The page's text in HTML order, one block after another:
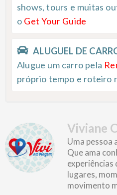
shows, tours e muitas
o Get Your Guide
ALUGUEL DE
Alugue um carro pela
próprio tempo e roteiro
Viviane
Uma pessoa
Que ama
experiências
lugares,
movimento